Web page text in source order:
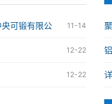
11-14
可锻有限公
12-22
12-22